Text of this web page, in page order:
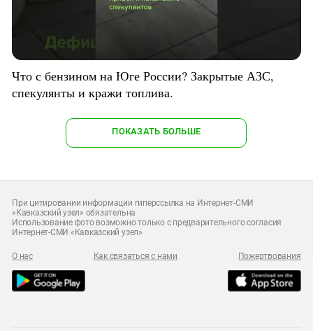
Что с бензином на Юге России? Закрытые АЗС,
спекулянты и кражи топлива.
ПОКАЗАТЬ БОЛЬШЕ
При цитировании информации гиперссылка на Интернет-СМИ
«Кавказский узел» обязательна
Использование фото возможно только с предварительного согласия
Интернет-СМИ «Кавказский узел»
О нас Как связаться с нами Пожертвования